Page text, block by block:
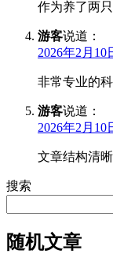
作为养了两
游客说道：
2026年2月10
非常专业的
游客说道：
2026年2月10
文章结构清
搜索
随机文章